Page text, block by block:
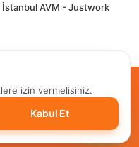
İstanbul AVM - Justwork
Saklıdır
KVKK Politikası
Kullanım Koşulları
izin vermelisiniz.
Kabul Et